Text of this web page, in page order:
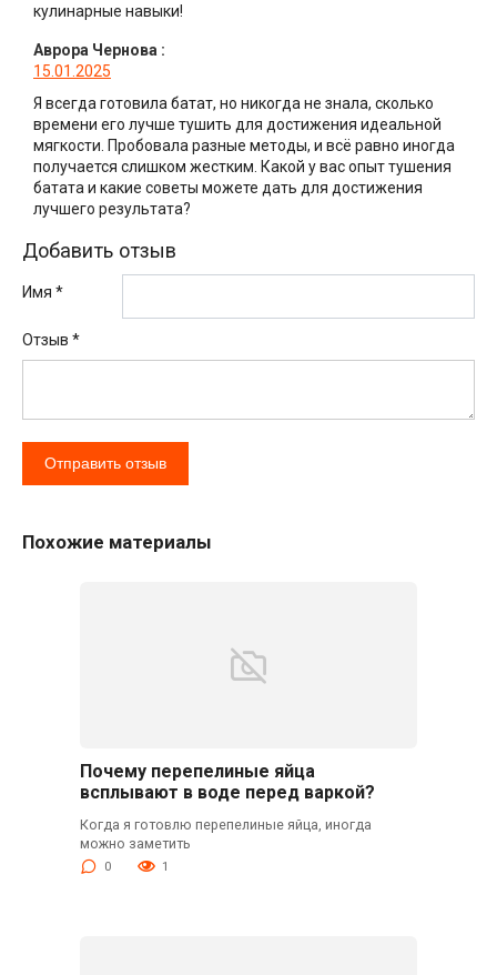
кулинарные навыки!
Аврора Чернова :
15.01.2025
Я всегда готовила батат, но никогда не знала, сколько
времени его лучше тушить для достижения идеальной
мягкости. Пробовала разные методы, и всё равно иногда
получается слишком жестким. Какой у вас опыт тушения
батата и какие советы можете дать для достижения
лучшего результата?
Добавить отзыв
Имя *
Отзыв *
Похожие материалы
Почему перепелиные яйца
всплывают в воде перед варкой?
Когда я готовлю перепелиные яйца, иногда
можно заметить
0 1